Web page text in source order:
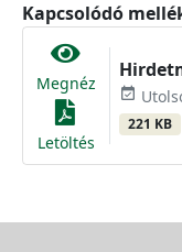
Kapcsolódó
Megnéz
Letöltés
event_available
221 KB